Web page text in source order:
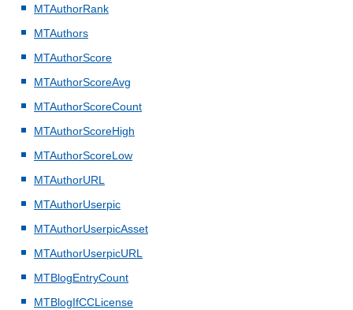
MTAuthorRank
MTAuthors
MTAuthorScore
MTAuthorScoreAvg
MTAuthorScoreCount
MTAuthorScoreHigh
MTAuthorScoreLow
MTAuthorURL
MTAuthorUserpic
MTAuthorUserpicAsset
MTAuthorUserpicURL
MTBlogEntryCount
MTBlogIfCCLicense